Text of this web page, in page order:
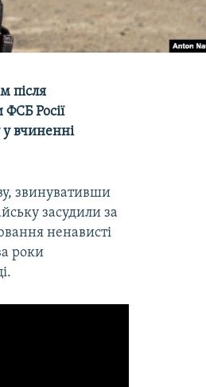
після
Росії
у вчиненні
звинувативши
засудили за
ненависті
роки